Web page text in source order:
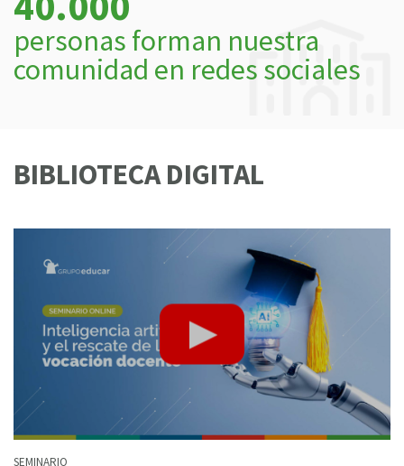
personas forman nuestra
comunidad en redes sociales
BIBLIOTECA DIGITAL
SEMINARIO